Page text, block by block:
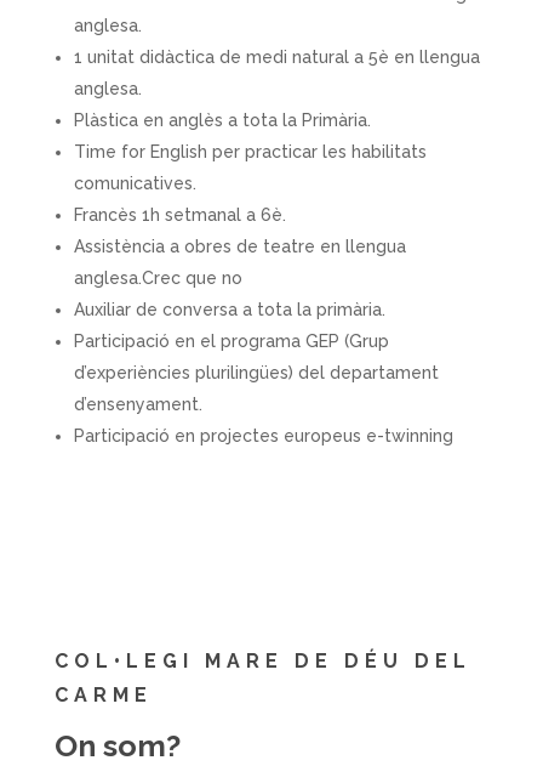
anglesa.
1 unitat didàctica de medi natural a 5è en llengua
anglesa.
Plàstica en anglès a tota la Primària.
Time for English per practicar les habilitats
comunicatives.
Francès 1h setmanal a 6è.
Assistència a obres de teatre en llengua
anglesa.Crec que no
Auxiliar de conversa a tota la primària.
Participació en el programa GEP (Grup
d’experiències plurilingües) del departament
d’ensenyament.
Participació en projectes europeus e-twinning
COL•LEGI MARE DE DÉU DEL
CARME
On som?